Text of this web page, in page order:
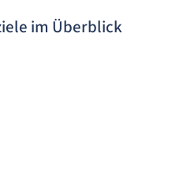
im Überblick